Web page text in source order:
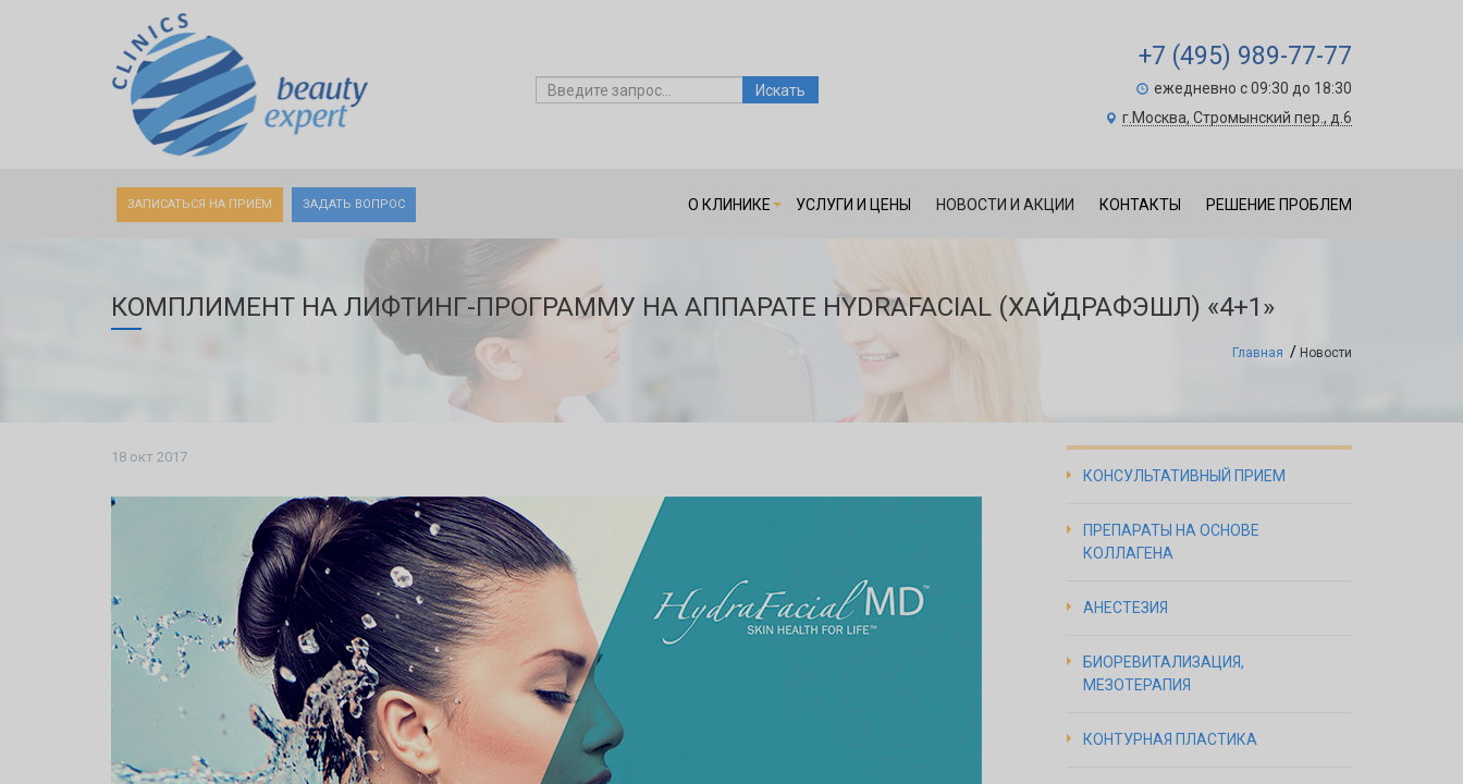
+7 (495) 989-77-77
ежедневно с 09:30 до 18:30
г.Москва, Стромынский пер., д.6
ЗАПИСАТЬСЯ НА ПРИЁМ ЗАДАТЬ ВОПРОС О КЛИНИКЕ УСЛУГИ И ЦЕНЫ НОВОСТИ И АКЦИИ КОНТАКТЫ РЕШЕНИЕ ПРОБЛЕМ
КОМПЛИМЕНТ НА ЛИФТИНГ-ПРОГРАММУ НА АППАРАТЕ HYDRAFACIAL (ХАЙДРАФЭШЛ) «4+1»
Главная Новости
18 окт 2017
КОНСУЛЬТАТИВНЫЙ ПРИЕМ
ПРЕПАРАТЫ НА ОСНОВЕ
КОЛЛАГЕНА
АНЕСТЕЗИЯ
БИОРЕВИТАЛИЗАЦИЯ,
МЕЗОТЕРАПИЯ
КОНТУРНАЯ ПЛАСТИКА